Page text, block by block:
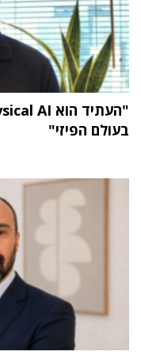
בעולם הפיזי"